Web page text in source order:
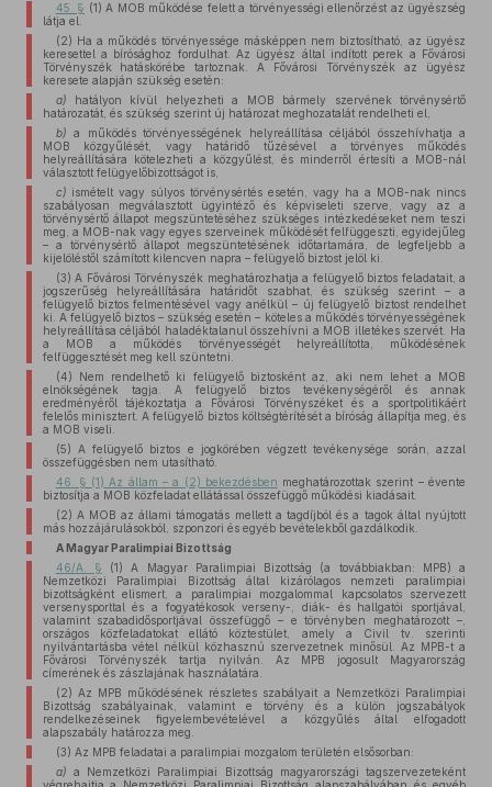
45. § (1) A MOB működése felett a törvényességi ellenőrzést az ügyészség
látja el.
(2) Ha a működés törvényessége másképpen nem biztosítható, az ügyész
keresettel a bírósághoz fordulhat. Az ügyész által indított perek a Fővárosi
Törvényszék hatáskörébe tartoznak. A Fővárosi Törvényszék az ügyész
keresete alapján szükség esetén:
a) hatályon kívül helyezheti a MOB bármely szervének törvénysértő
határozatát, és szükség szerint új határozat meghozatalát rendelheti el,
b) a működés törvényességének helyreállítása céljából összehívhatja a
MOB közgyűlését, vagy határidő tűzésével a törvényes működés
helyreállítására kötelezheti a közgyűlést, és minderről értesíti a MOB-nál
választott felügyelőbizottságot is,
c) ismételt vagy súlyos törvénysértés esetén, vagy ha a MOB-nak nincs
szabályosan megválasztott ügyintéző és képviseleti szerve, vagy az a
törvénysértő állapot megszüntetéséhez szükséges intézkedéseket nem teszi
meg, a MOB-nak vagy egyes szerveinek működését felfüggeszti, egyidejűleg
– a törvénysértő állapot megszüntetésének időtartamára, de legfeljebb a
kijelöléstől számított kilencven napra – felügyelő biztost jelöl ki.
(3) A Fővárosi Törvényszék meghatározhatja a felügyelő biztos feladatait, a
jogszerűség helyreállítására határidőt szabhat, és szükség szerint – a
felügyelő biztos felmentésével vagy anélkül – új felügyelő biztost rendelhet
ki. A felügyelő biztos – szükség esetén – köteles a működés törvényességének
helyreállítása céljából haladéktalanul összehívni a MOB illetékes szervét. Ha
a MOB a működés törvényességét helyreállította, működésének
felfüggesztését meg kell szüntetni.
(4) Nem rendelhető ki felügyelő biztosként az, aki nem lehet a MOB
elnökségének tagja. A felügyelő biztos tevékenységéről és annak
eredményéről tájékoztatja a Fővárosi Törvényszéket és a sportpolitikáért
felelős minisztert. A felügyelő biztos költségtérítését a bíróság állapítja meg, és
a MOB viseli.
(5) A felügyelő biztos e jogkörében végzett tevékenysége során, azzal
összefüggésben nem utasítható.
46. § (1) Az állam – a (2) bekezdésben meghatározottak szerint – évente
biztosítja a MOB közfeladat ellátással összefüggő működési kiadásait.
(2) A MOB az állami támogatás mellett a tagdíjból és a tagok által nyújtott
más hozzájárulásokból, szponzori és egyéb bevételekből gazdálkodik.
A Magyar Paralimpiai Bizottság
46/A. § (1) A Magyar Paralimpiai Bizottság (a továbbiakban: MPB) a
Nemzetközi Paralimpiai Bizottság által kizárólagos nemzeti paralimpiai
bizottságként elismert, a paralimpiai mozgalommal kapcsolatos szervezett
versenysporttal és a fogyatékosok verseny-, diák- és hallgatói sportjával,
valamint szabadidősportjával összefüggő – e törvényben meghatározott –,
országos közfeladatokat ellátó köztestület, amely a Civil tv. szerinti
nyilvántartásba vétel nélkül közhasznú szervezetnek minősül. Az MPB-t a
Fővárosi Törvényszék tartja nyilván. Az MPB jogosult Magyarország
címerének és zászlajának használatára.
(2) Az MPB működésének részletes szabályait a Nemzetközi Paralimpiai
Bizottság szabályainak, valamint e törvény és a külön jogszabályok
rendelkezéseinek figyelembevételével a közgyűlés által elfogadott
alapszabály határozza meg.
(3) Az MPB feladatai a paralimpiai mozgalom területén elsősorban:
a) a Nemzetközi Paralimpiai Bizottság magyarországi tagszervezeteként